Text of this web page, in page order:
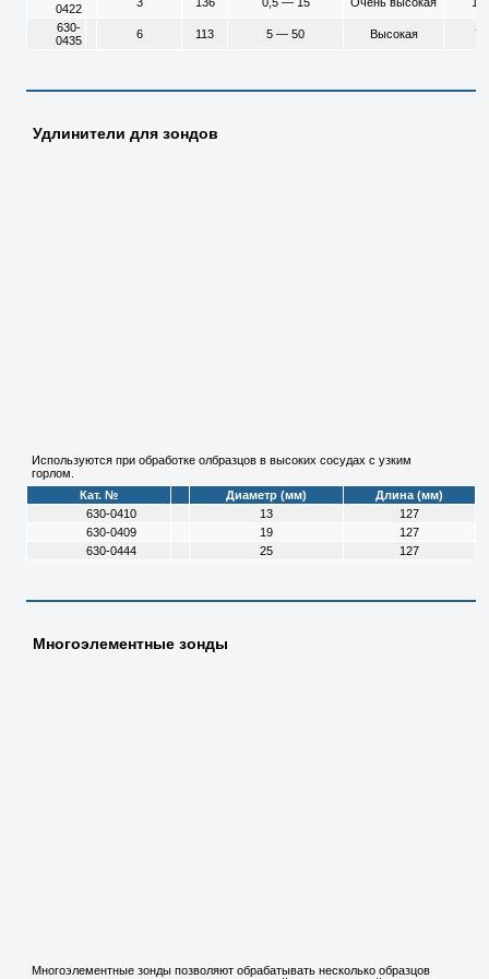
0422
630-
0435
6 113 5 — 50 Высокая 75
Удлинители для зондов
Используются при обработке олбразцов в высоких сосудах с узким
горлом.
Кат. №
Диаметр (мм)
Длина (мм)
630-0410
13
127
630-0409
19
127
630-0444
25 127
Многоэлементные зонды
Многоэлементные зонды позволяют обрабатывать несколько образцов